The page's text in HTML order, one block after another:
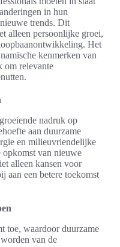
in hun
trends. Dit
alleen persoonlijke groei,
Het
kenmerken van
om relevante
nadruk op
aan duurzame
en milieuvriendelijke
opkomst van nieuwe
alleen kansen voor
aan een betere toekomst
toe, waardoor duurzame
van de